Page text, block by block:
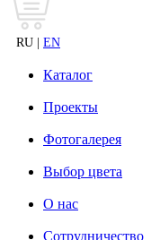
RU | EN
Каталог
Проекты
Фотогалерея
Выбор цвета
О нас
Сотрудничество